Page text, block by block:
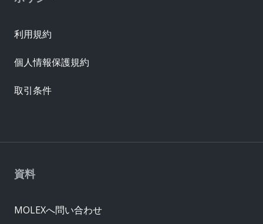
資料
MOLEXへ問い合わせ
利用規約
個人情報保護規約
取引条件